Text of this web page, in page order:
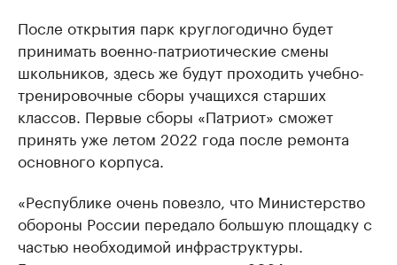
После открытия парк круглогодично будет
принимать военно-патриотические смены
школьников, здесь же будут проходить учебно-
тренировочные сборы учащихся старших
классов. Первые сборы «Патриот» сможет
принять уже летом 2022 года после ремонта
основного корпуса.
«Республике очень повезло, что Министерство
обороны России передало большую площадку с
частью необходимой инфраструктуры.